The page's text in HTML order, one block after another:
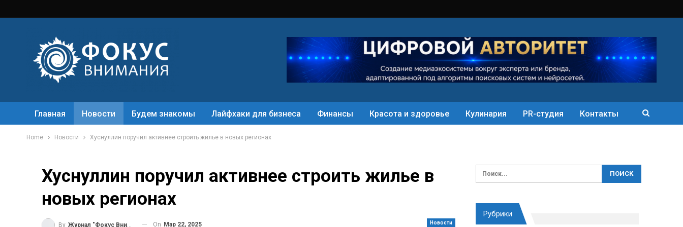
Главная Новости Будем знакомы Лайфхаки для бизнеса Финансы Красота и здоровье Кулинария PR-студия Контакты
Home Новости Хуснуллин поручил активнее строить жилье в новых регионах
Хуснуллин поручил активнее строить жилье в
новых регионах
Новости
By Журнал "Фокус Внимания" On Мар 22, 2025
Рубрики